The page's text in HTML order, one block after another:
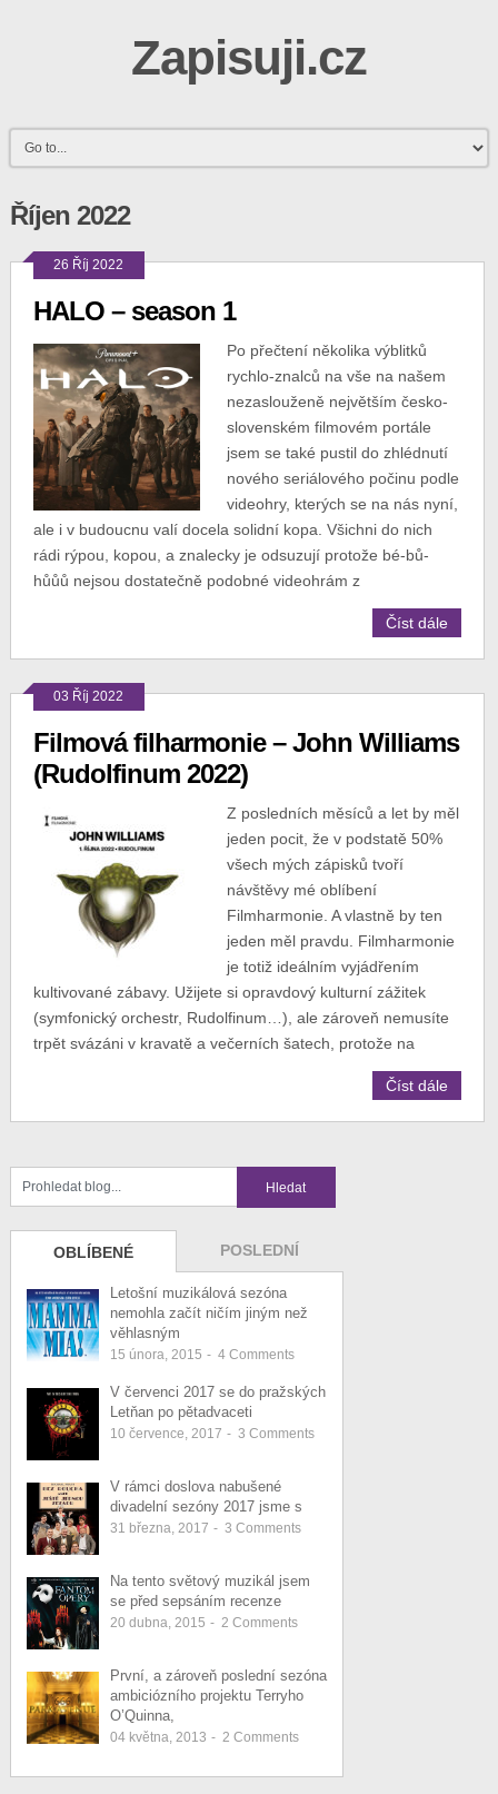
Zapisuji.cz
Říjen 2022
26 Říj 2022
HALO – season 1
Po přečtení několika výblitků
rychlo-znalců na vše na našem
nezaslouženě největším česko-
slovenském filmovém portále
jsem se také pustil do zhlédnutí
nového seriálového počinu podle
videohry, kterých se na nás nyní,
ale i v budoucnu valí docela solidní kopa. Všichni do nich
rádi rýpou, kopou, a znalecky je odsuzují protože bé-bů-
hůůů nejsou dostatečně podobné videohrám z
Číst dále
03 Říj 2022
Filmová filharmonie – John Williams
(Rudolfinum 2022)
Z posledních měsíců a let by měl
jeden pocit, že v podstatě 50%
všech mých zápisků tvoří
návštěvy mé oblíbení
Filmharmonie. A vlastně by ten
jeden měl pravdu. Filmharmonie
je totiž ideálním vyjádřením
kultivované zábavy. Užijete si opravdový kulturní zážitek
(symfonický orchestr, Rudolfinum…), ale zároveň nemusíte
trpět svázáni v kravatě a večerních šatech, protože na
Číst dále
OBLÍBENÉ POSLEDNÍ
Letošní muzikálová sezóna
nemohla začít ničím jiným než
věhlasným
15 února, 2015 - 4Comments
V červenci 2017 se do pražských
Letňan po pětadvaceti
10 července, 2017 - 3 Comments
V rámci doslova nabušené
divadelní sezóny 2017 jsme s
31 března, 2017 - 3 Comments
Na tento světový muzikál jsem
se před sepsáním recenze
20 dubna, 2015 - 2 Comments
První, a zároveň poslední sezóna
ambiciózního projektu Terryho
O’Quinna,
04 května, 2013 - 2 Comments